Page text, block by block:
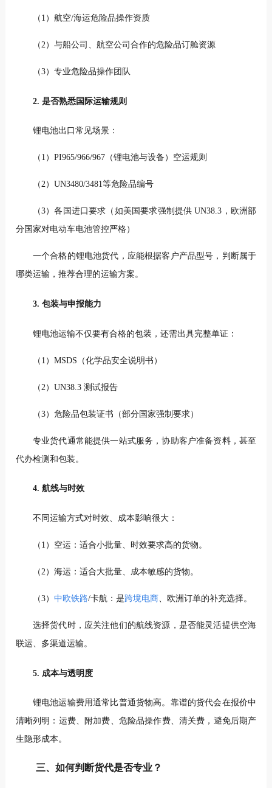
（1）航空/海运危险品操作资质
（2）与船公司、航空公司合作的危险品订舱资源
（3）专业危险品操作团队
2. 是否熟悉国际运输规则
锂电池出口常见场景：
（1）PI965/966/967（锂电池与设备）空运规则
（2）UN3480/3481等危险品编号
（3）各国进口要求（如美国要求强制提供 UN38.3，欧洲部
分国家对电动车电池管控严格）
一个合格的锂电池货代，应能根据客户产品型号，判断属于
哪类运输，推荐合理的运输方案。
3. 包装与申报能力
锂电池运输不仅要有合格的包装，还需出具完整单证：
（1）MSDS（化学品安全说明书）
（2）UN38.3 测试报告
（3）危险品包装证书（部分国家强制要求）
专业货代通常能提供一站式服务，协助客户准备资料，甚至
代办检测和包装。
4. 航线与时效
不同运输方式对时效、成本影响很大：
（1）空运：适合小批量、时效要求高的货物。
（2）海运：适合大批量、成本敏感的货物。
（3） 中欧铁路/卡航：是跨境电商、欧洲订单的补充选择。
选择货代时，应关注他们的航线资源，是否能灵活提供空海
联运、多渠道运输。
5. 成本与透明度
锂电池运输费用通常比普通货物高。靠谱的货代会在报价中
清晰列明：运费、附加费、危险品操作费、清关费，避免后期产
生隐形成本。
三、如何判断货代是否专业？